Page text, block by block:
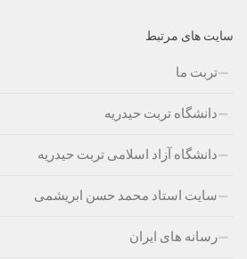
سایت های مرتبط
تربت ما
دانشگاه تربت حیدریه
دانشگاه آزاد اسلامی تربت حیدریه
سایت استاد محمد حسن ابریشمی
رسانه های ایران